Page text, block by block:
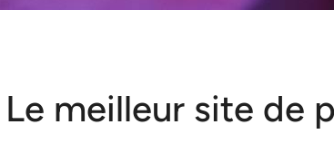
Le meilleur site de